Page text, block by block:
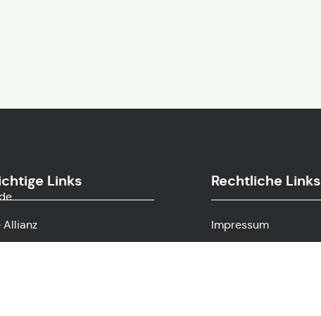
Links
Allianz
Rechtliche Links
Impressum